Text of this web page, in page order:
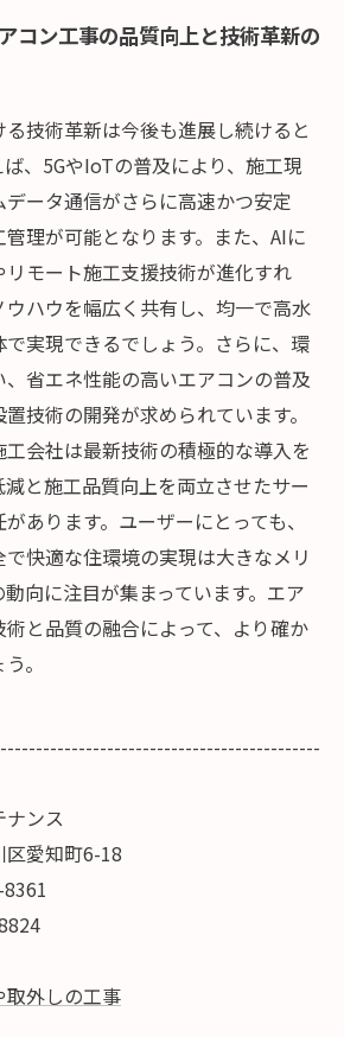
コン工事の品質向上と技術革新の
技術革新は今後も進展し続けると
、5GやIoTの普及により、施工現
ータ通信がさらに高速かつ安定
理が可能となります。また、AIに
モート施工支援技術が進化すれ
ハウを幅広く共有し、均一で高水
実現できるでしょう。さらに、環
省エネ性能の高いエアコンの普及
技術の開発が求められています。
会社は最新技術の積極的な導入を
と施工品質向上を両立させたサー
あります。ユーザーにとっても、
快適な住環境の実現は大きなメリ
向に注目が集まっています。エア
と品質の融合によって、より確か
。
ナンス
区愛知町6-18
取外しの工事